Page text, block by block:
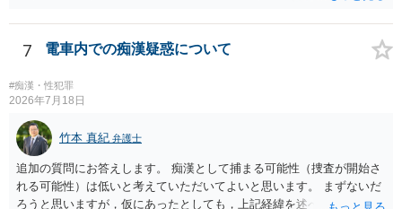
方、相手方に資力がなければ、相場通りの請求は困難であることに留
意ください。 より詳細について、お聞きになりたい場合、最寄りの法
7 電車内での痴漢疑惑について
#痴漢・性犯罪
2026年7月18日
竹本 真紀 弁護士
追加の質問にお答えします。 痴漢として捕まる可能性（捜査が開始さ
れる可能性）は低いと考えていただいてよいと思います。 まずないだ
ろうと思いますが，仮にあったとしても，上記経緯を述べていただ